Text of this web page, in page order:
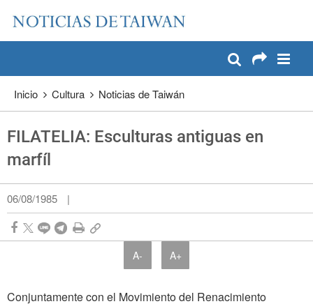
Pase a contenido principal
Inicio Cultura Noticias de Taiwán
FILATELIA: Esculturas antiguas en
marfíl
06/08/1985 |
A- A+
Conjuntamente con el Movimiento del Renacimiento